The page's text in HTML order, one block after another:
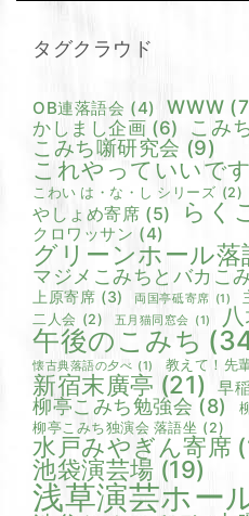
タグクラウド
OB連落語会 (4) WWW
かしまし企画 (6) こみ
こみち噺研究会 (9)
これやっていいで
こわい は・な・し シリーズ (2)
やしょめ寄席 (5) らく
クロワッサン (4)
グリーンホール落
マジメこみちとバカこ
上原寄席 (3) 両国亭砥寄席 (1)
二人会 (2) 五月猫同窓会 (1)
午後のこみち
懐古典落語の夕べ (1) 教えて！先
新宿末廣亭 (21) 早
柳亭こみち勉強会 (8)
柳亭こみち独演会 落語坐 (2)
水戸みやぎん寄席
池袋演芸場 (19)
浅草演芸ホー